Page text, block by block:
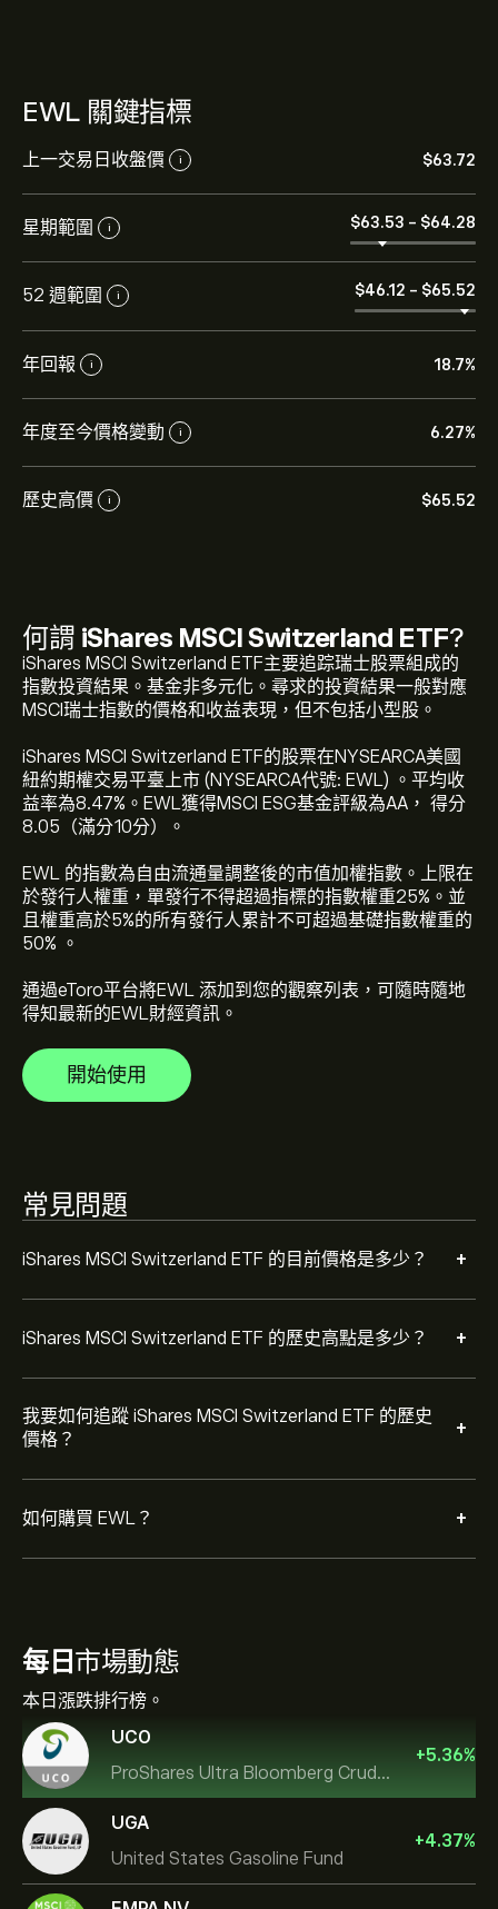
EWL 關鍵指標
上一交易日收盤價 i ‎$‎63.72
星期範圍 i ‎$‎63.53 - ‎$‎64.28
52 週範圍 i ‎$‎46.12 - ‎$‎65.52
年回報 i 18.7%
年度至今價格變動 i 6.27%
歷史高價 i ‎$‎65.52
何謂 iShares MSCI Switzerland ETF?
iShares MSCI Switzerland ETF主要追踪瑞士股票組成的
指數投資結果。基金非多元化。尋求的投資結果一般對應
MSCI瑞士指數的價格和收益表現，但不包括小型股。
iShares MSCI Switzerland ETF的股票在NYSEARCA美國
紐約期權交易平臺上市 (NYSEARCA代號: EWL) 。平均收
益率為8.47%。EWL獲得MSCI ESG基金評級為AA， 得分
8.05（滿分10分）。
EWL 的指數為自由流通量調整後的市值加權指數。上限在
於發行人權重，單發行不得超過指標的指數權重25%。並
且權重高於5%的所有發行人累計不可超過基礎指數權重的
50% 。
通過eToro平台將EWL 添加到您的觀察列表，可隨時隨地
得知最新的EWL財經資訊。
開始使用
常見問題
iShares MSCI Switzerland ETF 的目前價格是多少？ +
EWL 的目前價格是 ‎$‎63.72 美元
iShares MSCI Switzerland ETF 的歷史高點是多少？ +
iShares MSCI Switzerland ETF 的歷史高點是 ‎$‎65.52 美
元
我要如何追蹤 iShares MSCI Switzerland ETF 的歷史
價格？
+
以檢視iShares MSCI Switzerland ETF 的歷史價格變動。
iShares MSCI Switzerland ETF 的價格在過去一年內介於
如何購買 EWL？ +
Switzerland ETF (EWL)"」頁面。在建立帳戶並存入資金
後，請按一下 [交易] 按鈕並決定要購買多少 iShares MSCI
每日 市場動態
本日漲跌排行榜。
UCO
ProShares Ultra Bloomberg Crude Oil
+5.36%
UGA
United States Gasoline Fund
+4.37%